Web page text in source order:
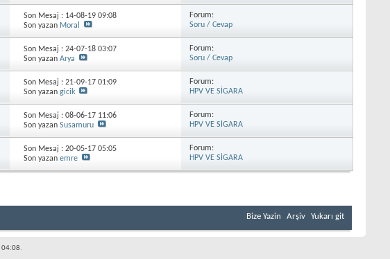
Son Mesaj : 14-08-1909:08
Son yazan Moral
Forum:
Soru / Cevap
Son Mesaj : 24-07-1803:07
Son yazanArya
Forum:
Soru / Cevap
Son Mesaj : 21-09-1701:09
Son yazangicik
Forum:
HPV VE SİGARA
Son Mesaj : 08-06-17 11:06
Son yazanSusamuru
Forum:
HPV VE SİGARA
Son Mesaj : 20-05-1705:05
Son yazanemre
Forum:
HPV VE SİGARA
Bize Yazin Arşiv Yukarı git
04:08.